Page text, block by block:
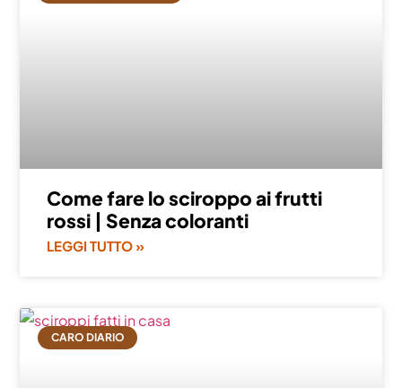
Come fare lo sciroppo ai frutti
rossi | Senza coloranti
LEGGI TUTTO »
CARO DIARIO